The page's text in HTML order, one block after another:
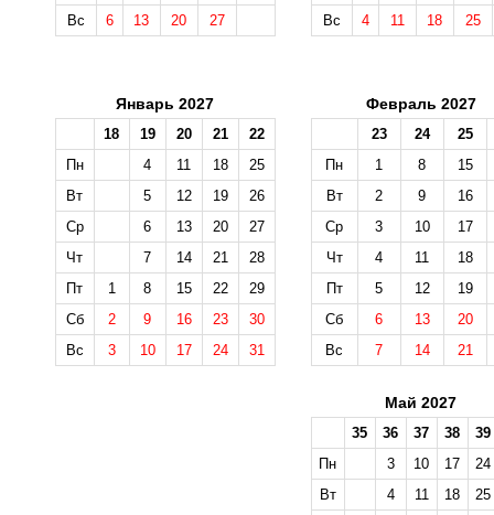
Вс
6 13 20 27
Вс
4 11 18 25
Январь 2027
18 19 20 21
22
Пн
4 11 18
25
Вт
5 12 19
26
Ср
6 13 20
27
Чт
7 14 21
28
Пт
1 8 15 22
29
Сб
2 9 16 23
30
Вс
3 10 17 24 31
Февраль 2027
23 24
25
Пн
1 8
15
Вт
2 9
16
Ср
3 10
17
Чт
4 11
18
Пт
5 12
19
Сб
6 13
20
Вс
7 14 21
Май 2027
35 36 37 38
39
Пн
3 10 17
24
Вт
4 11 18
25